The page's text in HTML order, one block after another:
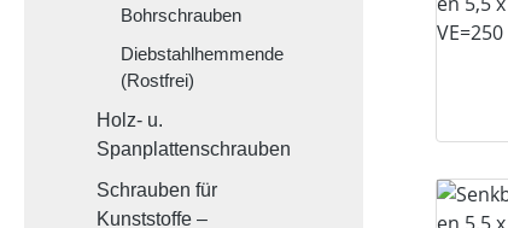
Bohrschrauben
Diebstahlhemmende
(Rostfrei)
Holz- u.
Spanplattenschrauben
Schrauben für
Kunststoffe –